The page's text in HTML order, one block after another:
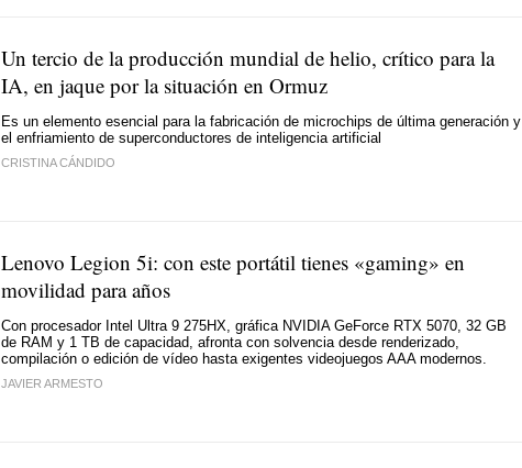
Un tercio de la producción mundial de helio, crítico para la
IA, en jaque por la situación en Ormuz
Es un elemento esencial para la fabricación de microchips de última generación y
el enfriamiento de superconductores de inteligencia artificial
CRISTINA CÁNDIDO
Lenovo Legion 5i: con este portátil tienes «gaming» en
movilidad para años
Con procesador Intel Ultra 9 275HX, gráfica NVIDIA GeForce RTX 5070, 32 GB
de RAM y 1 TB de capacidad, afronta con solvencia desde renderizado,
compilación o edición de vídeo hasta exigentes videojuegos AAA modernos.
JAVIER ARMESTO